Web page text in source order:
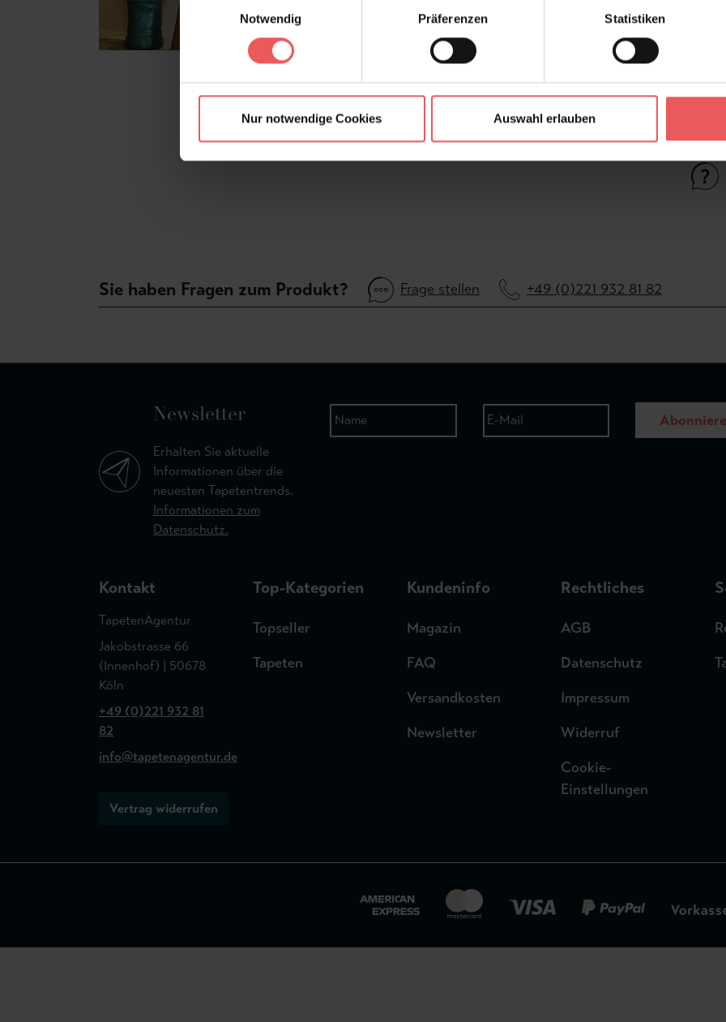
Notwendig
Präferenzen Statistiken
Nur notwendige Cookies Auswahl erlauben
Konfektionierung:
Stil:
Wohnwelten:
FAQ
Sie haben Fragen zum Produkt? Frage stellen +49 (0)221 932 81 82
Newsletter
Erhalten Sie aktuelle
Informationen über die
neuesten Tapetentrends.
Informationen zum
Datenschutz.
Kontakt
TapetenAgentur
Jakobstrasse 66
(Innenhof) | 50678
Köln
+49 (0)221 932 81
82
info@tapetenagentur.de
Vertrag widerrufen
Top-Kategorien
Topseller
Tapeten
Kundeninfo
Magazin
FAQ
Versandkosten
Newsletter
Rechtliches
AGB
Datenschutz
Impressum
Widerruf
Cookie-
Einstellungen